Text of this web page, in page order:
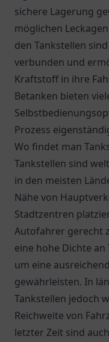
sichere Lagerung
möglichen
den Tankstellen
verbunden und
Kraftstoff in ihre
Betanken bieten
Prozess
Wo findet man
Tankstellen sind
in den meisten
Nähe von
Stadtzentren
Autofahrer gerecht
eine hohe Dichte
um eine
gewährleisten. In
Tankstellen jedoch
Reichweite von
letzter Zeit sind